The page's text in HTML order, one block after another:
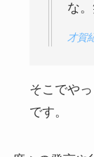
な
才賀
そこでや
です。